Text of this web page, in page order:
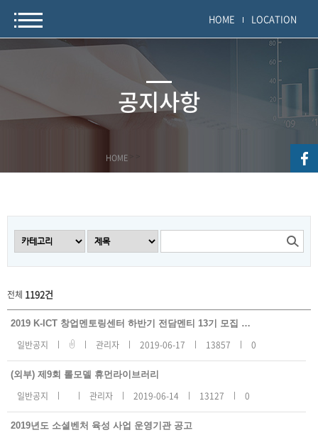
HOME LOCATION
공지사항
HOME > >
전체 1192건
공
지
스
트
번
등
록
2019 K-ICT 창업멘토링센터 하반기 전담멘티 13기 모집 공고
일반공지 관리자 2019-06-17 13857 0
(외부) 제9회 롤모델 휴먼라이브러리
일반공지 관리자 2019-06-14 13127 0
2019년도 소셜벤처 육성 사업 운영기관 공고